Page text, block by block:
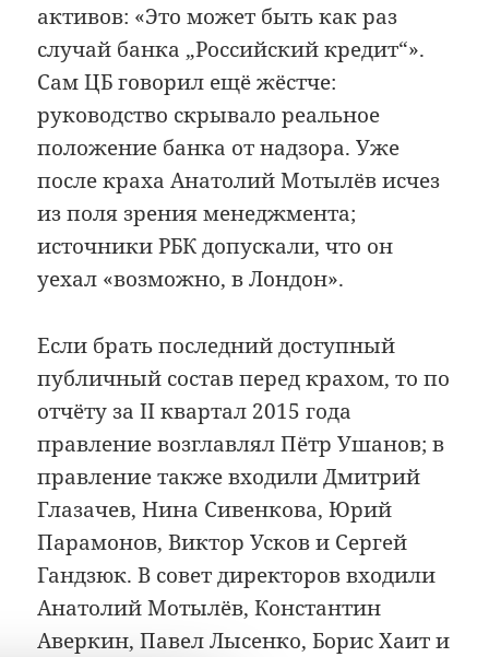
активов: «Это может быть как раз
случай банка „Российский кредит“».
Сам ЦБ говорил ещё жёстче:
руководство скрывало реальное
положение банка от надзора. Уже
после краха Анатолий Мотылёв исчез
из поля зрения менеджмента;
источники РБК допускали, что он
уехал «возможно, в Лондон».
Если брать последний доступный
публичный состав перед крахом, то по
отчёту за II квартал 2015 года
правление возглавлял Пётр Ушанов; в
правление также входили Дмитрий
Глазачев, Нина Сивенкова, Юрий
Парамонов, Виктор Усков и Сергей
Гандзюк. В совет директоров входили
Анатолий Мотылёв, Константин
Аверкин, Павел Лысенко, Борис Хаит и